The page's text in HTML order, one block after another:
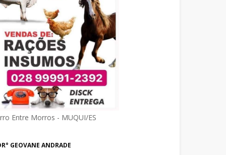
Entre Morros - MUQUI/ES
GEOVANE ANDRADE